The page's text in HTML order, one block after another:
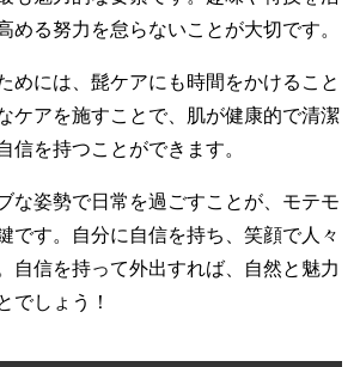
める努力を怠らないことが大切です。
めには、髭ケアにも時間をかけること
ケアを施すことで、肌が健康的で清潔
信を持つことができます。
な姿勢で日常を過ごすことが、モテモ
です。自分に自信を持ち、笑顔で人々
自信を持って外出すれば、自然と魅力
でしょう！